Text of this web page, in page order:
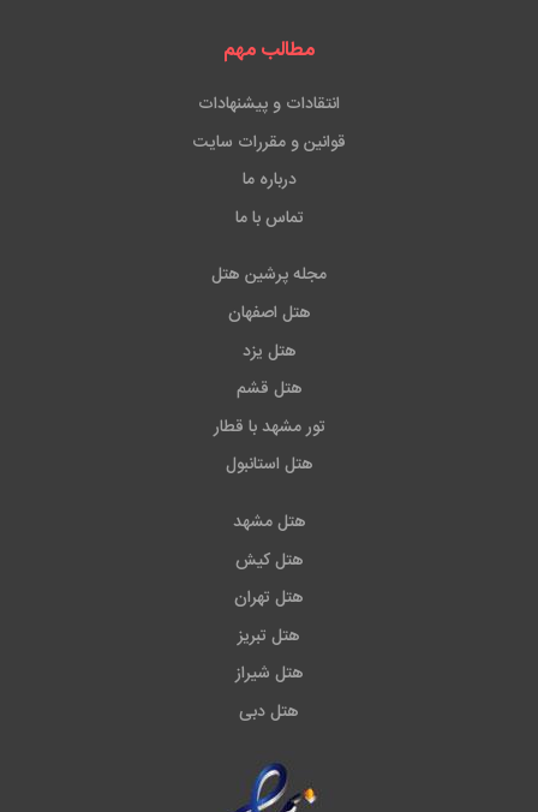
مطالب مهم
انتقادات و پیشنهادات
قوانین و مقررات سایت
درباره ما
تماس با ما
مجله پرشین هتل
هتل اصفهان
هتل یزد
هتل قشم
تور مشهد با قطار
هتل استانبول
هتل مشهد
هتل کیش
هتل تهران
هتل تبریز
هتل شیراز
هتل دبی